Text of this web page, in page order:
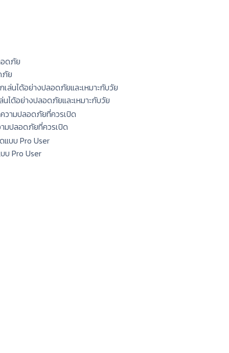
ภัย
ได้อย่างปลอดภัยและเหมาะกับวัย
ปลอดภัยที่ควรเปิด
บ Pro User